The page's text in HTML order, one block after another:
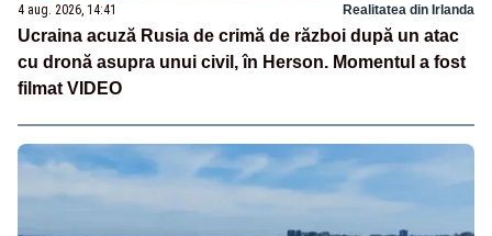
4 aug. 2026, 14:41 Realitatea din Irlanda
Ucraina acuză Rusia de crimă de război după un atac
cu dronă asupra unui civil, în Herson. Momentul a fost
filmat VIDEO